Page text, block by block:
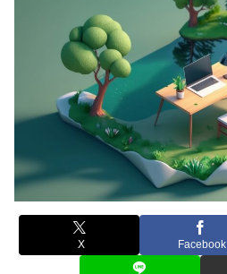
X Facebook